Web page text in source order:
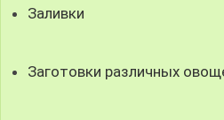
Заливки
Заготовки различных